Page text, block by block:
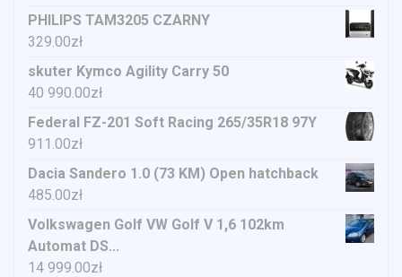
PHILIPS TAM3205 CZARNY
329.00zł
skuter Kymco Agility Carry 50
40 990.00zł
Federal FZ-201 Soft Racing 265/35R18 97Y
911.00zł
Dacia Sandero 1.0 (73 KM) Open hatchback
485.00zł
Volkswagen Golf VW Golf V 1,6 102km
Automat DS...
14 999.00zł